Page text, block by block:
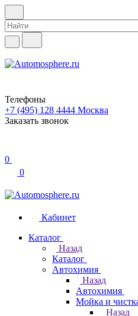
Телефоны
+7 (495) 128 4444 Москва
Заказать звонок
0
0
Кабинет
Каталог
Назад
Каталог
Автохимия
Назад
Автохимия
Мойка и
Назад